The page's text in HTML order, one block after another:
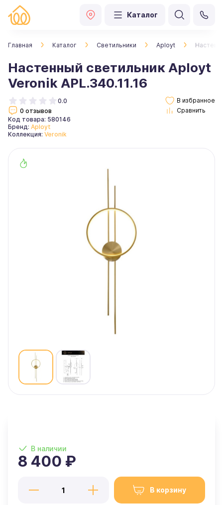
Каталог
Главная Каталог Светильники Aployt
Настенный светильник Aployt
Veronik APL.340.11.16
0.0
0 отзывов
Код товара: 580146
Бренд: Aployt
Коллекция: Veronik
В наличии
8 400 ₽
В корзину